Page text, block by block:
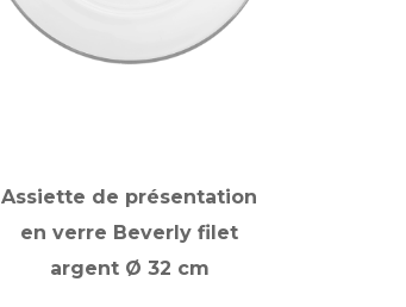
Assiette de présentation
en verre Beverly filet
argent Ø 32 cm